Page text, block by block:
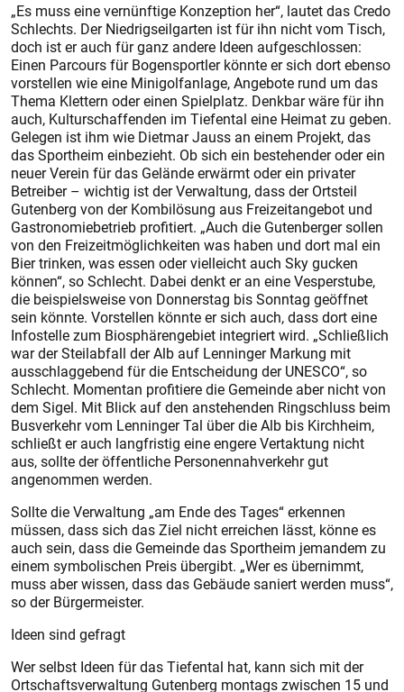
„Es muss eine vernünftige Konzeption her“, lautet das Credo
Schlechts. Der Niedrigseilgarten ist für ihn nicht vom Tisch,
doch ist er auch für ganz andere Ideen aufgeschlossen:
Einen Parcours für Bogensportler könnte er sich dort ebenso
vorstellen wie eine Minigolfanlage, Angebote rund um das
Thema Klettern oder einen Spielplatz. Denkbar wäre für ihn
auch, Kulturschaffenden im Tiefental eine Heimat zu geben.
Gelegen ist ihm wie Dietmar Jauss an einem Projekt, das
das Sportheim einbezieht. Ob sich ein bestehender oder ein
neuer Verein für das Gelände erwärmt oder ein privater
Betreiber – wichtig ist der Verwaltung, dass der Ortsteil
Gutenberg von der Kombilösung aus Freizeitangebot und
Gastronomiebetrieb profitiert. „Auch die Gutenberger sollen
von den Freizeitmöglichkeiten was haben und dort mal ein
Bier trinken, was essen oder vielleicht auch Sky gucken
können“, so Schlecht. Dabei denkt er an eine Vesperstube,
die beispielsweise von Donnerstag bis Sonntag geöffnet
sein könnte. Vorstellen könnte er sich auch, dass dort eine
Infostelle zum Biosphärengebiet integriert wird. „Schließlich
war der Steilabfall der Alb auf Lenninger Markung mit
ausschlaggebend für die Entscheidung der UNESCO“, so
Schlecht. Momentan profitiere die Gemeinde aber nicht von
dem Sigel. Mit Blick auf den anstehenden Ringschluss beim
Busverkehr vom Lenninger Tal über die Alb bis Kirchheim,
schließt er auch langfristig eine engere Vertaktung nicht
aus, sollte der öffentliche Personennahverkehr gut
angenommen werden.
Sollte die Verwaltung „am Ende des Tages“ erkennen
müssen, dass sich das Ziel nicht erreichen lässt, könne es
auch sein, dass die Gemeinde das Sportheim jemandem zu
einem symbolischen Preis übergibt. „Wer es übernimmt,
muss aber wissen, dass das Gebäude saniert werden muss“,
so der Bürgermeister.
Ideen sind gefragt
Wer selbst Ideen für das Tiefental hat, kann sich mit der
Ortschaftsverwaltung Gutenberg montags zwischen 15 und